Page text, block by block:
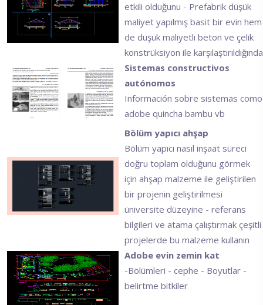
etkili olduğunu - Prefabrik düşük
maliyet yapılmış basit bir evin hem
de düşük maliyetli beton ve çelik
konstrüksiyon ile karşılaştırıldığında
Sistemas constructivos
autónomos
Información sobre sistemas como
adobe quincha bambu vb
Bölüm yapıcı ahşap
Bölüm yapıcı nasıl inşaat süreci
doğru toplam olduğunu görmek
için ahşap malzeme ile geliştirilen
bir projenin geliştirilmesi
üniversite düzeyine - referans
bilgileri ve atama çalıştırmak çeşitli
projelerde bu malzeme kullanın
Adobe evin zemin kat
-Bölümleri - cephe - Boyutlar -
belirtme bitkiler